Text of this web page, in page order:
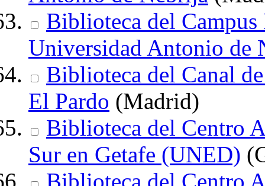
Biblioteca del Campus
Universidad Antonio de
Biblioteca del Canal
El Pardo (Madrid)
Biblioteca del Centro
Sur en Getafe (UNED)
Biblioteca del Centro